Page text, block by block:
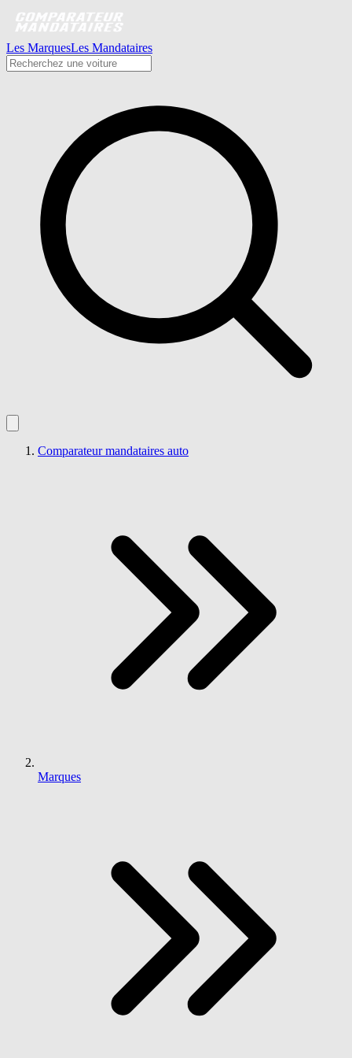
Les MarquesLes Mandataires
Comparateur mandataires auto
Marques